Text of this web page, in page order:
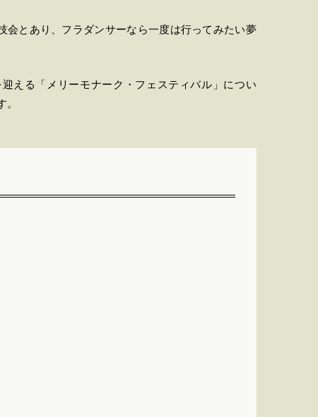
会とあり、フラダンサーなら一度は行ってみたい夢
える「メリーモナーク・フェスティバル」につい